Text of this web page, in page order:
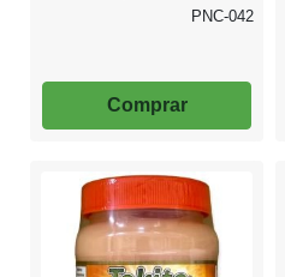
PNC-042
Comprar